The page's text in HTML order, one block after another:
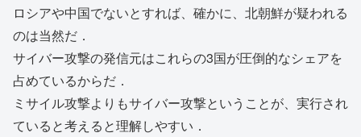
ロシアや中国でないとすれば、確かに、北朝鮮が疑われる
のは当然だ．
サイバー攻撃の発信元はこれらの3国が圧倒的なシェアを
占めているからだ．
ミサイル攻撃よりもサイバー攻撃ということが、実行され
ていると考えると理解しやすい．